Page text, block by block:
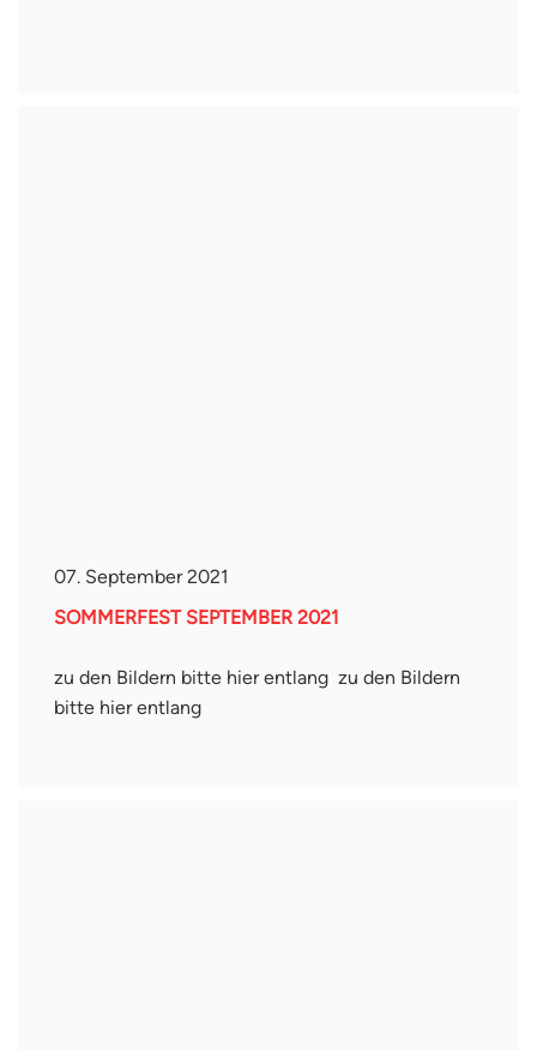
07. September 2021
SOMMERFEST SEPTEMBER 2021
zu den Bildern bitte hier entlang zu den Bildern
bitte hier entlang